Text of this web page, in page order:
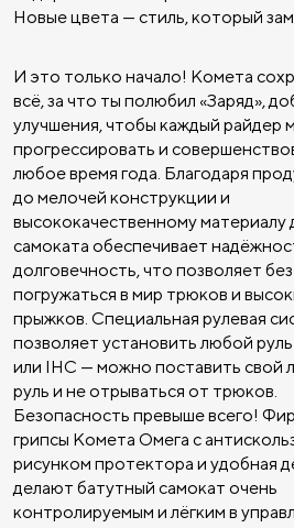
Новые цвета — стиль, который
И это только начало! Комета
всё, за что ты полюбил «Заряд»,
улучшения, чтобы каждый райдер
прогрессировать и
любое время года. Благодаря
до мелочей конструкции и
высококачественному материалу
самоката обеспечивает
долговечность, что позволяет
погружаться в мир трюков и
прыжков. Специальная рулевая
позволяет установить любой
или IHC — можно поставить свой
руль и не отрываться от трюков.
Безопасность превыше всего!
грипсы Комета Омега с
рисунком протектора и удобная
делают батутный самокат очень
контролируемым и лёгким в